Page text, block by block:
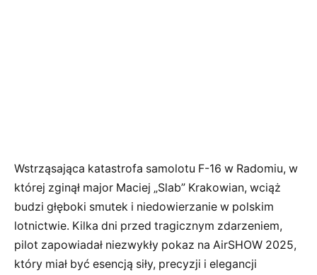
Wstrząsająca katastrofa samolotu F-16 w Radomiu, w
której zginął major Maciej „Slab” Krakowian, wciąż
budzi głęboki smutek i niedowierzanie w polskim
lotnictwie. Kilka dni przed tragicznym zdarzeniem,
pilot zapowiadał niezwykły pokaz na AirSHOW 2025,
który miał być esencją siły, precyzji i elegancji